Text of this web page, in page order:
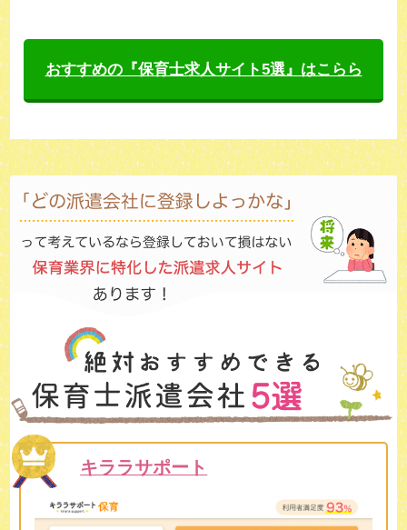
おすすめの『保育士求人サイト5選』はこらら
キララサポート